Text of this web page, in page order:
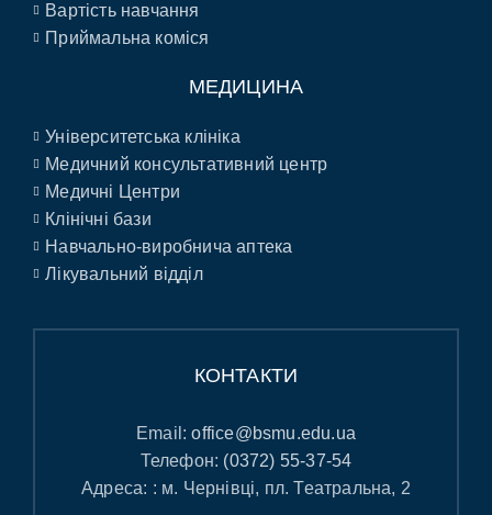
Вартість навчання
Приймальна коміся
МЕДИЦИНА
Університетська клініка
Медичний консультативний центр
Медичні Центри
Клінічні бази
Навчально-виробнича аптека
Лікувальний відділ
КОНТАКТИ
Email:office@bsmu.edu.ua
Телефон: (0372) 55-37-54
Адреса: : м. Чернівці, пл. Театральна, 2